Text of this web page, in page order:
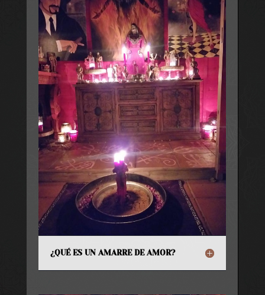
¿QUÉ ES UN AMARRE DE AMOR?